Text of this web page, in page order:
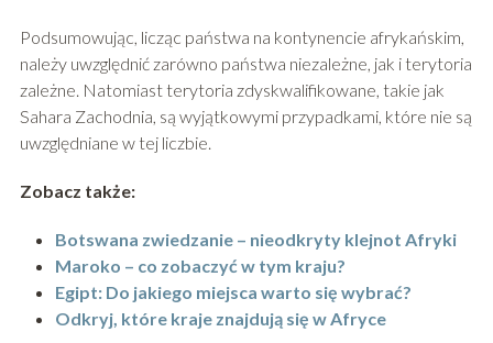
Podsumowując, licząc państwa na kontynencie afrykańskim,
należy uwzględnić zarówno państwa niezależne, jak i terytoria
zależne. Natomiast terytoria zdyskwalifikowane, takie jak
Sahara Zachodnia, są wyjątkowymi przypadkami, które nie są
uwzględniane w tej liczbie.
Zobacz także:
Botswana zwiedzanie – nieodkryty klejnot Afryki
Maroko – co zobaczyć w tym kraju?
Egipt: Do jakiego miejsca warto się wybrać?
Odkryj, które kraje znajdują się w Afryce